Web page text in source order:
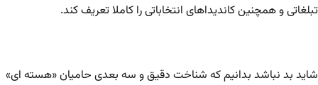
تبلغاتی و همچنین کاندیداهای انتخاباتی را کاملا تعریف کند.
شاید بد نباشد بدانیم که شناخت دقیق و سه بعدی حامیان «هسته ای»